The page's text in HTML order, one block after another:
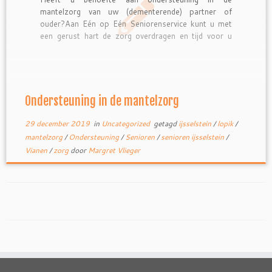
mantelzorg van uw (dementerende) partner of
ouder?Aan Eén op Eén Seniorenservice kunt u met
een gerust hart de zorg overdragen en tijd voor u
Ondersteuning in de mantelzorg
29 december 2019in Uncategorized getagdijsselstein/lopik/
mantelzorg/Ondersteuning/Senioren/senioren ijsselstein/
Vianen/zorgdoorMargret Vlieger